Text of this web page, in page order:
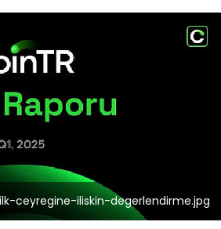
ceyregine-iliskin-degerlendirme.jpg